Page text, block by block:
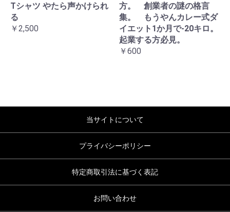
Tシャツ やたら声かけられ
る
￥2,500
方。 創業者の謎の格言
集。 もうやんカレー式ダ
イエット1か月で-20キロ。
起業する方必見。
￥600
当サイトについて
プライバシーポリシー
特定商取引法に基づく表記
お問い合わせ